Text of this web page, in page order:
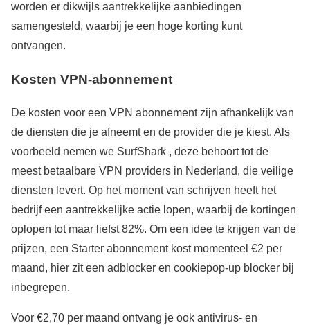
worden er dikwijls aantrekkelijke aanbiedingen
samengesteld, waarbij je een hoge korting kunt
ontvangen.
Kosten VPN-abonnement
De kosten voor een VPN abonnement zijn afhankelijk van
de diensten die je afneemt en de provider die je kiest. Als
voorbeeld nemen we SurfShark , deze behoort tot de
meest betaalbare VPN providers in Nederland, die veilige
diensten levert. Op het moment van schrijven heeft het
bedrijf een aantrekkelijke actie lopen, waarbij de kortingen
oplopen tot maar liefst 82%. Om een idee te krijgen van de
prijzen, een Starter abonnement kost momenteel €2 per
maand, hier zit een adblocker en cookiepop-up blocker bij
inbegrepen.
Voor €2,70 per maand ontvang je ook antivirus- en